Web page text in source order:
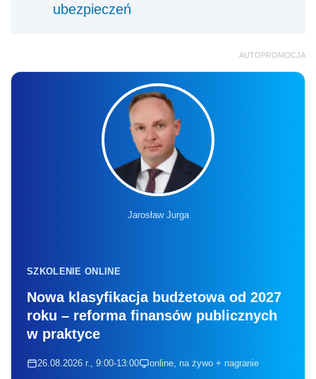
ubezpieczeń
AUTOPROMOCJA
Jarosław Jurga
SZKOLENIE ONLINE
Nowa klasyfikacja budżetowa od 2027
roku – reforma finansów publicznych
w praktyce
26.08.2026 r., 9:00-13:00 online, na żywo + nagranie